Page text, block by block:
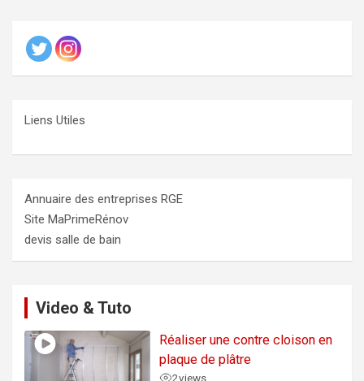
Liens Utiles
Annuaire des entreprises RGE
Site MaPrimeRénov
devis salle de bain
Video & Tuto
Réaliser une contre cloison en
plaque de plâtre
2views